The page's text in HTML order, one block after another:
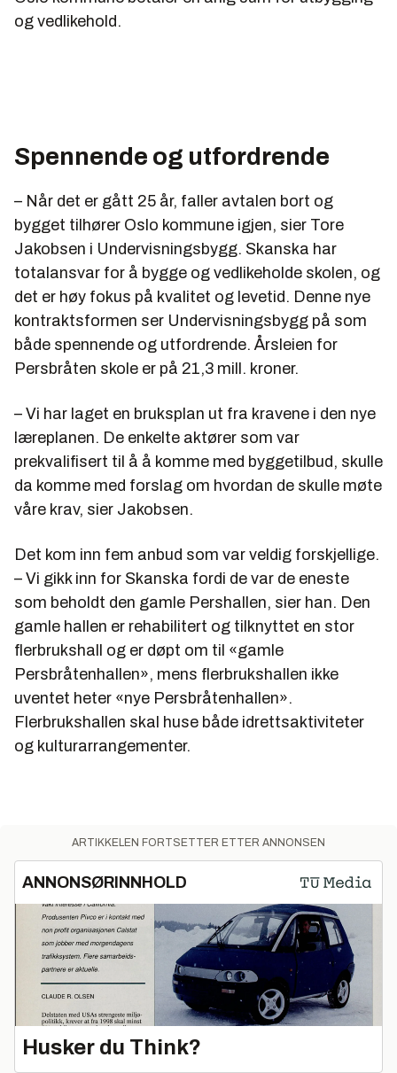
og vedlikehold.
Spennende og utfordrende
– Når det er gått 25 år, faller avtalen bort og
bygget tilhører Oslo kommune igjen, sier Tore
Jakobsen i Undervisningsbygg. Skanska har
totalansvar for å bygge og vedlikeholde skolen, og
det er høy fokus på kvalitet og levetid. Denne nye
kontraktsformen ser Undervisningsbygg på som
både spennende og utfordrende. Årsleien for
Persbråten skole er på 21,3 mill. kroner.
– Vi har laget en bruksplan ut fra kravene i den nye
læreplanen. De enkelte aktører som var
prekvalifisert til å å komme med byggetilbud, skulle
da komme med forslag om hvordan de skulle møte
våre krav, sier Jakobsen.
Det kom inn fem anbud som var veldig forskjellige.
– Vi gikk inn for Skanska fordi de var de eneste
som beholdt den gamle Pershallen, sier han. Den
gamle hallen er rehabilitert og tilknyttet en stor
flerbrukshall og er døpt om til «gamle
Persbråtenhallen», mens flerbrukshallen ikke
uventet heter «nye Persbråtenhallen».
Flerbrukshallen skal huse både idrettsaktiviteter
og kulturarrangementer.
ARTIKKELEN FORTSETTER ETTER ANNONSEN
ANNONSØRINNHOLD
Husker du Think?